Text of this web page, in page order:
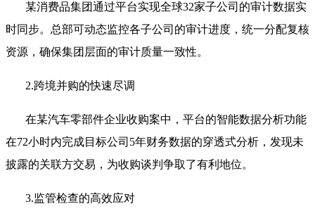
某消费品集团通过平台实现全球32家子公司的审计数据实
时同步。总部可动态监控各子公司的审计进度，统一分配复核
资源，确保集团层面的审计质量一致性。
2.跨境并购的快速尽调
在某汽车零部件企业收购案中，平台的智能数据分析功能
在72小时内完成目标公司5年财务数据的穿透式分析，发现未
披露的关联方交易，为收购谈判争取了有利地位。
3.监管检查的高效应对